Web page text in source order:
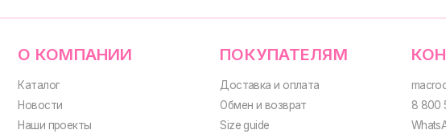
ИНН 667114098580
Пользовательское
данных